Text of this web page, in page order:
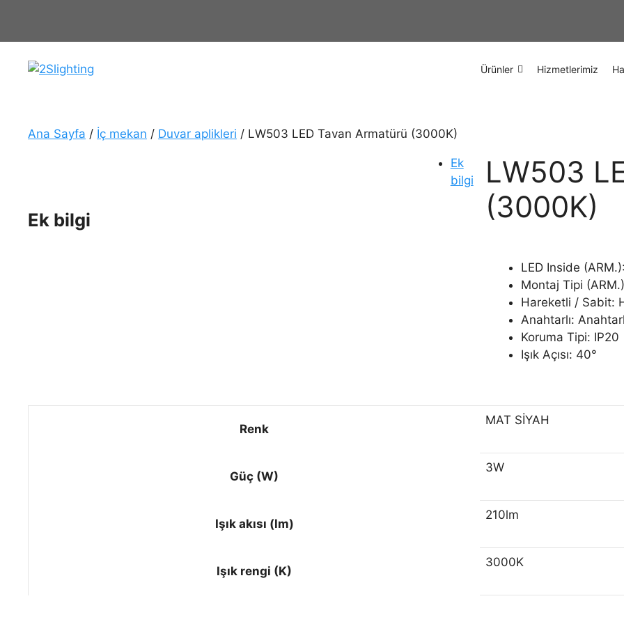
Ürünler Hizmetlerimiz
Ana Sayfa / İç mekan / Duvar aplikleri / LW503 LED Tavan Armatürü (3000K)
LW503
(3000K)
LED Inside
Montaj Tipi
Hareketli / Sabit:
Anahtarlı:
Koruma Tipi: IP20
Işık Açısı: 40°
Ek
bilgi
Ek bilgi
Renk
MAT SİYAH
Güç (W)
3W
Işık akısı (lm)
210lm
Işık rengi (K)
3000K